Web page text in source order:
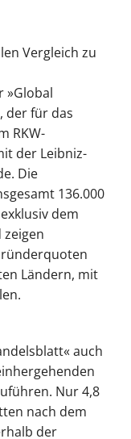
Vergleich zu
»Global
der für das
RKW-
der Leibniz-
Die
136.000
dem
Ländern, mit
auch
Nur 4,8
nach dem
der